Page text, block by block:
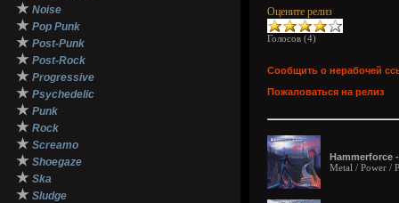
★ Noise
★ Pop Punk
★ Post-Punk
★ Post-Rock
★ Progressive
★ Psychedelic
★ Punk
★ Rock
★ Screamo
★ Shoegaze
★ Ska
★ Sludge
Оцените релиз
Голосов (4)
Сообщить о нерабочей
Пожаловаться на релиз
Hammerforce
Metal / Power /